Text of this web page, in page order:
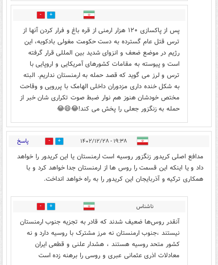
1
پس از پاکسازی ۱۲۰ هزار ارمنی از قره باغ و فرار کردن آنها از
ترس قتل عام گسترده به دست حکومت مغولی بادکوبه، این
رژیم در موضع ضعف و انزوای شدید بین المللی قرار گرفته
است و پیوسته به مقامات کشورهای آمریکایی و اروپایی با
ترس و لرز می گوید که قصد حمله به ارمنستان نداریم. البته
به شکل خنده داری مزدوران داخلی الهامک با پررویی و وقاحت
مختص خودشان هنوز هم نوار ضبط صوت تکراری شان خبر از
حمله به زنگزور جعلی را پخش می کند!😂😄😂
۱۹:۳۸ - ۱۴۰۲/۱۲/۲۸ 2 پاسخ
مدافع اصلی کریدور زنگزور روسیه است ارمنستان یا این کریدور را خواهد
داد و یا اینکه این قسمت را روس ها از ارمنستان جدا خواهد کرد و با
همکاری ترکیه و آذربایجان این کریدور را به راه خواهد انداخت.
ناشناس 4
آنقدر روس‌ها ضعیف شدند که قادر به تجزیه جنوب ارمنستان
نیستند ،جنوب ارمنستان نه مرز مشترک با روسیه دارد و نه
کشور متحد روسیه هستند ، هشدار علنی و قطعی ایران
معادلات اذری عثمانی عبری و روسی را برهنه زده است